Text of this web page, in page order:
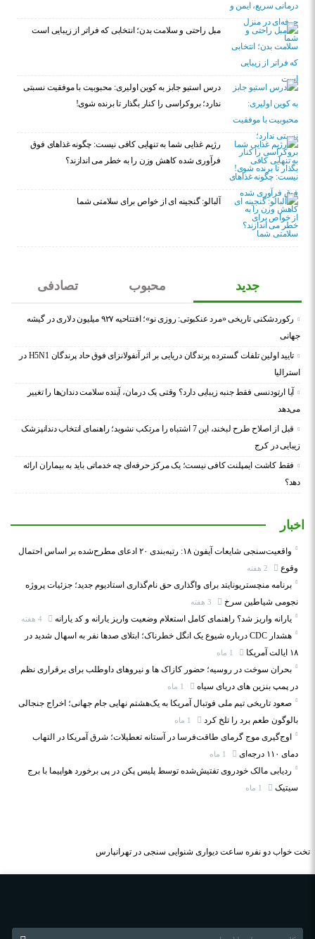
مبل راحتی و سلامت بدن؛ انتخابی که فراتر از زیبایی است
درس استیو جابز به کوین اولیری: محبوبیت با موفقیت نسبتی
ندارد؛ بروکراسی را کنار بگذار تا برنده شوی!
رژیم غذایی شما به تنهایی کافی نیست: چگونه غذاهای فوق
فرآوری شده کاهش وزن را به خطر می اندازند؟
آلبالو: گنجینه ای از خواص برای سلامتی شما
جدید محبوب تصادفی
رکوردشکنی تاریخی «مرد عنکبوتی: روزی نو»؛ افتتاحیه ۹۲۷ میلیون دلاری در گیشه
جهانی
تایید اولین تلفات گسترده پرندگان دریایی بر اثر آنفولانزای فوق حاد پرندگان H5N1 در
استرالیا
آیا ارتودنسی فقط جنبه زیبایی دارد؟ وقتی یک درمان، آینده سلامت دندان‌ها را تغییر
می‌دهد
قبل از اصلاح طرح لبخند، این 7 اشتباه را مرتکب نشوید؛ راهنمای انتخاب دندانپزشک
زیبایی در کرج
فقط کاشت ایمپلنت کافی نیست؛ یک مرکز حرفه‌ای چه خدماتی باید به بیماران ارائه
دهد؟
اخبار
واقعیت‌سنجی شایعات آیفون ۱۸: رتبه‌بندی ۲۰ ادعای مطرح‌شده بر اساس احتمال
وقوع
برنامه منچستریونایتد برای واگذاری حق نام‌گذاری استادیوم جدید؛ جزئیات پروژه
نجومی شیاطین سرخ
یارانه واریز شد؟ راهنمای کامل استعلام وضعیت واریز یارانه و کد یارانه
هشدار CDC درباره شیوع یک انگل خطرناک؛ ابتلای صدها نفر به اسهال شدید در
۱۸ ایالت آمریکا
بحران سوخت در روسیه؛ حضور کازاک‌ ها و نیروهای داوطلب برای برقراری نظم
در پمپ بنزین‌ های دریای سیاه
صعود تاریخی تیم ملی فوتبال آمریکا به یک‌هشتم نهایی جام جهانی؛ اخراج جنجالی
بالوگون طعم برد را تلخ کرد
اوج‌گیری موج گرمای طاقت‌فرسا در آستانه تعطیلات؛ شرق آمریکا در التهاب
دمای ۱۱۰ درجه‌ای
ردیابی مالک خودروی تفتیش‌شده توسط پلیس پکن در پی برخورد هواپیما با برج
سیتیک
تخت خواب دو نفره ساعت دیواری شنوایی سنجی در تهرانپارس